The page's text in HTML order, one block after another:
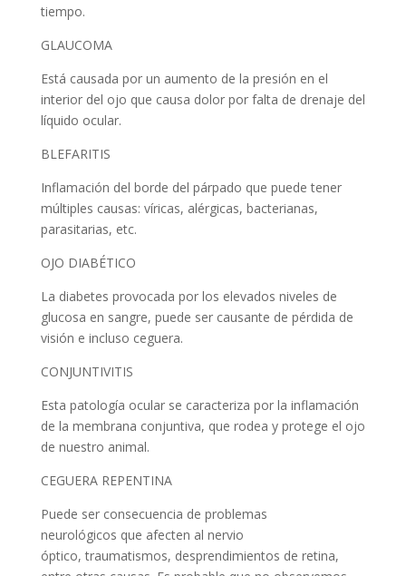
tiempo.
GLAUCOMA
Está causada por un aumento de la presión en el
interior del ojo que causa dolor por falta de drenaje del
líquido ocular.
BLEFARITIS
Inflamación del borde del párpado que puede tener
múltiples causas: víricas, alérgicas, bacterianas,
parasitarias, etc.
OJO DIABÉTICO
La diabetes provocada por los elevados niveles de
glucosa en sangre, puede ser causante de pérdida de
visión e incluso ceguera.
CONJUNTIVITIS
Esta patología ocular se caracteriza por la inflamación
de la membrana conjuntiva, que rodea y protege el ojo
de nuestro animal.
CEGUERA REPENTINA
Puede ser consecuencia de problemas
neurológicos que afecten al nervio
óptico, traumatismos, desprendimientos de retina,